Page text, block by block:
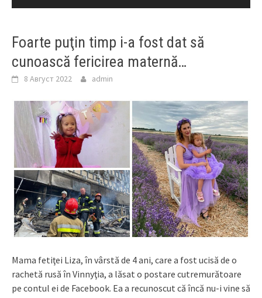
Foarte puţin timp i-a fost dat să
cunoască fericirea maternă…
8 Август 2022 admin
Mama fetiţei Liza, în vârstă de 4 ani, care a fost ucisă de o
rachetă rusă în Vinnyţia, a lăsat o postare cutremurătoare
pe contul ei de Facebook. Ea a recunoscut că încă nu-i vine să